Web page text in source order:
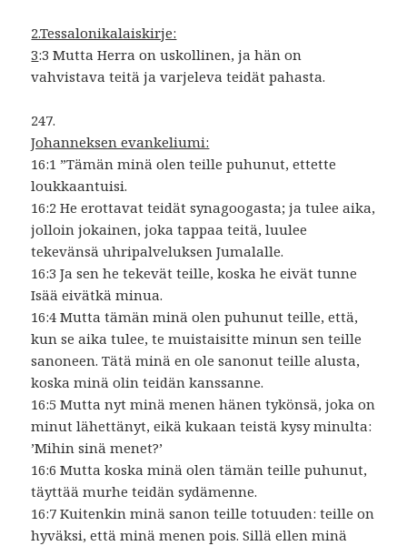
2.Tessalonikalaiskirje:
3:3 Mutta Herra on uskollinen, ja hän on
vahvistava teitä ja varjeleva teidät pahasta.
247.
Johanneksen evankeliumi:
16:1 ”Tämän minä olen teille puhunut, ettette
loukkaantuisi.
16:2 He erottavat teidät synagoogasta; ja tulee aika,
jolloin jokainen, joka tappaa teitä, luulee
tekevänsä uhripalveluksen Jumalalle.
16:3 Ja sen he tekevät teille, koska he eivät tunne
Isää eivätkä minua.
16:4 Mutta tämän minä olen puhunut teille, että,
kun se aika tulee, te muistaisitte minun sen teille
sanoneen. Tätä minä en ole sanonut teille alusta,
koska minä olin teidän kanssanne.
16:5 Mutta nyt minä menen hänen tykönsä, joka on
minut lähettänyt, eikä kukaan teistä kysy minulta:
’Mihin sinä menet?’
16:6 Mutta koska minä olen tämän teille puhunut,
täyttää murhe teidän sydämenne.
16:7 Kuitenkin minä sanon teille totuuden: teille on
hyväksi, että minä menen pois. Sillä ellen minä